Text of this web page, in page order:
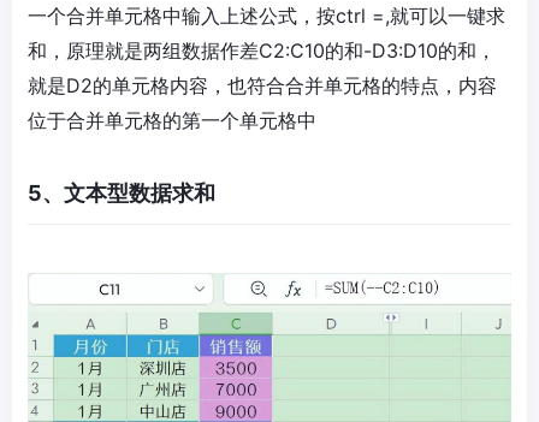
一个合并单元格中输入上述公式，按ctrl =,就可以一键求
和，原理就是两组数据作差C2:C10的和-D3:D10的和，
就是D2的单元格内容，也符合合并单元格的特点，内容
位于合并单元格的第一个单元格中
5、文本型数据求和